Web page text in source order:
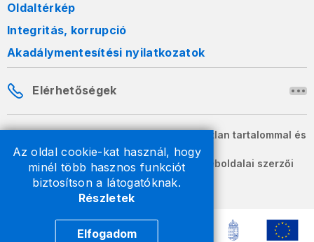
Az oldal cookie-kat használ, hogy
minél több hasznos funkciót
biztosítson a látogatóknak.
Részletek
Elfogadom
Oldaltérkép
Integritás, korrupció
Akadálymentesítési nyilatkozatok
Elérhetőségek
A honlapon szereplő információk változatlan tartalommal és
formában szabadon terjeszthetők.
2026 © A Nemzeti Adó- és Vámhivatal weboldalai szerzői
jogvédelem alatt állnak.